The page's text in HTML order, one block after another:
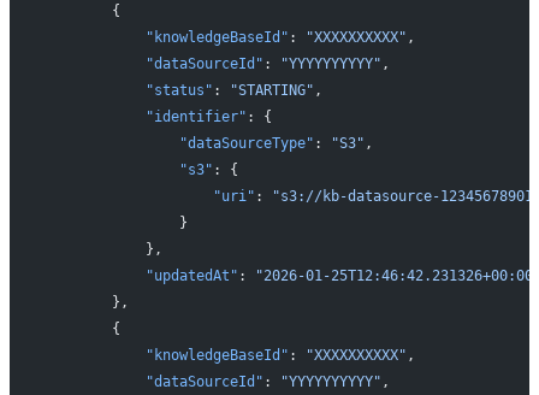
        {
            "knowledgeBaseId"
: "XXXXXXXXXX" ,
            "dataSourceId"
: "YYYYYYYYYY" ,
            "status"
: "STARTING" ,
            "identifier"
: {
                "dataSourceType"
: "S3" ,
                "s3"
: {
                    "uri"
:
"s3://kb-datasource-
                }
            },
            "updatedAt"
:
"2026-01-
        },
        {
            "knowledgeBaseId"
: "XXXXXXXXXX" ,
            "dataSourceId"
: "YYYYYYYYYY" ,